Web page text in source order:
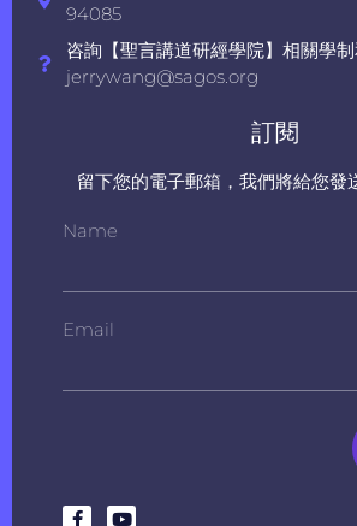
94085
咨詢【聖言講道研經學院】相關學
jerrywang@sagos.org
訂閱
留下您的電子郵箱，我們將給您發
Name
Email